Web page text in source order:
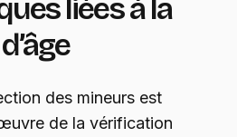
liées à la
des mineurs est
de la vérification